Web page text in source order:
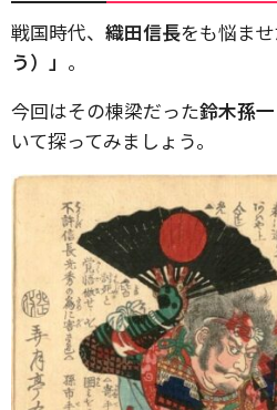
戦国時代、 織田信長をも悩ま
う）」 。
今回はその棟梁だった鈴木孫
いて探ってみましょう。